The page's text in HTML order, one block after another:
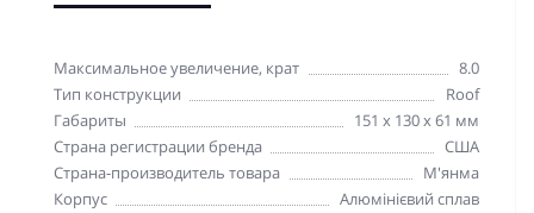
Максимальное увеличение, крат
8.0
Тип конструкции
Roof
Габариты
151 x 130 x 61 мм
Страна регистрации бренда
США
Страна-производитель товара
М'янма
Корпус
Алюмінієвий сплав